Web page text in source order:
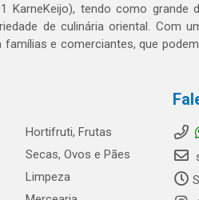
KarneKeijo), tendo como
de culinária oriental. Com
famílias e comerciantes, que
Hortifruti, Frutas
Secas, Ovos e Pães
Limpeza